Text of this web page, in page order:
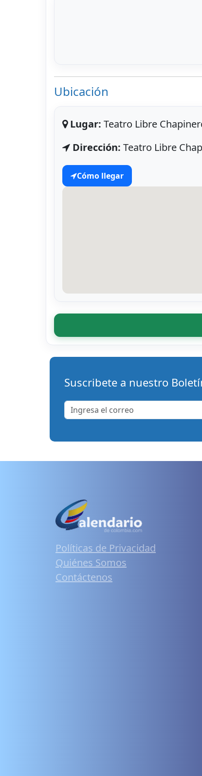
Ubicación
Lugar: Teatro Libre
Dirección: Teatro Libre
Cómo llegar
Suscribete a nuestro
Políticas de Privacidad
Quiénes Somos
Contáctenos